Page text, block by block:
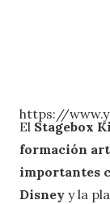
https://
El Stagebox
formación
importantes
Disney y la